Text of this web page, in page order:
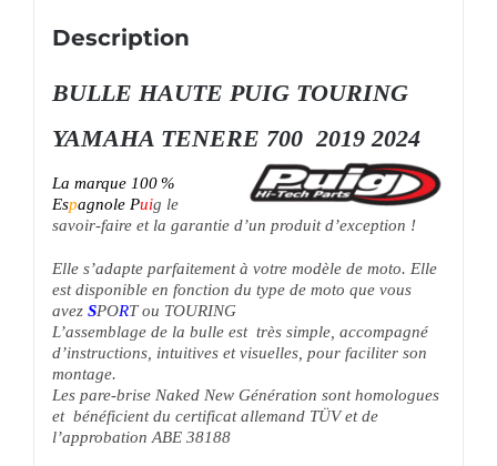
Description
BULLE HAUTE PUIG TOURING
YAMAHA TENERE 700 2019 2024
La marque 100 %
Espagnole Puig le
savoir-faire et la garantie d’un produit d’exception !
Elle s’adapte parfaitement à votre modèle de moto. Elle
est disponible en fonction du type de moto que vous
avez SPORT ou TOURING
L’assemblage de la bulle est très simple, accompagné
d’instructions, intuitives et visuelles, pour faciliter son
montage.
Les pare-brise Naked New Génération sont homologues
et bénéficient du certificat allemand TÜV et de
l’approbation ABE 38188